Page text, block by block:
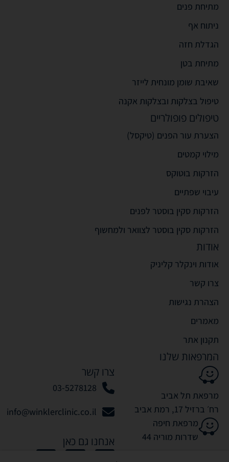
מתיחת פנים
ניתוח אף
הגדלת חזה
מתיחת בטן
שאיבת שומן מונחית לייזר
טיפול בצלקות ובצלקות אקנה
טיפולים פופולריים
הצערת עור הפנים (טיקסל)
מילוי קמטים
הזרקות בוטוקס
עיבוי שפתיים
הזרקות סקין בוסטר לפנים
הזרקות סקין בוסטר לצוואר ולמחשוף
אודות
אודות וינקלר קליניק
צרו קשר
הצהרת נגישות
מאמרים
תקנון אתר
המרפאות שלנו
מרפאת תל אביב
רח׳ ברזיל 17, רמת אביב
מרפאת חיפה
שדרות מוריה 44
צרו קשר
03-5278128
info@winklerclinic.co.il
אנחנו גם כאן